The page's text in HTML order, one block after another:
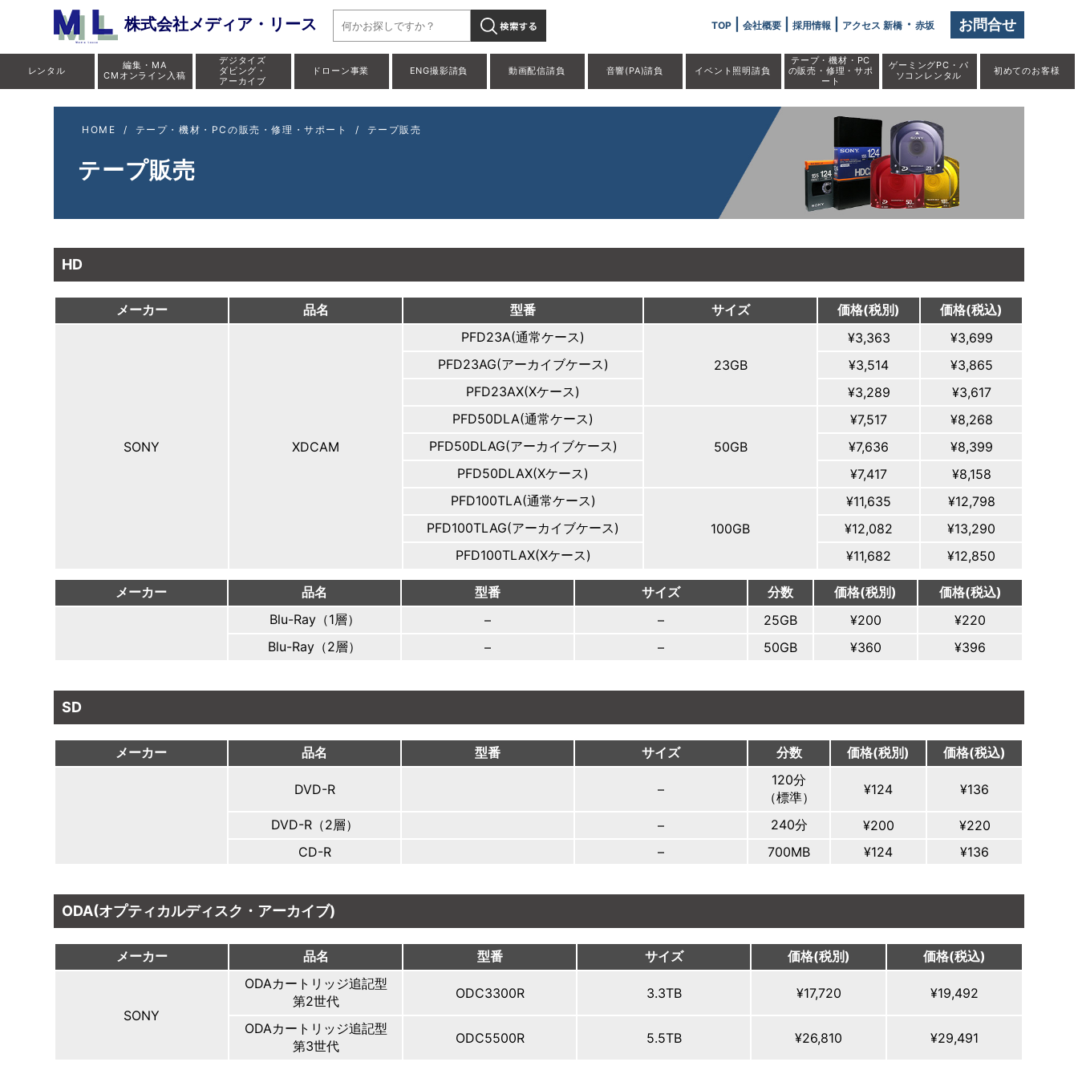
株式会社メディア・リース お問合せ
TOP| 会社概要| 採用情報 アクセス 新橋・ 赤坂
レンタル
編集・MA
CMオンライン入稿
デジタイズ
ダビング・
アーカイブ
ドローン事業 ENG撮影請負 動画配信請負 音響(PA)請負 イベント照明請負
テープ・機材・PC
の販売・修理・サポ
ート
ゲーミングPC・パ
ソコンレンタル
初めてのお客様
HOME / テープ・機材・PCの販売・修理・サポート / テープ販売
テープ販売
HD
メーカー 品名 型番 サイズ 価格(税別) 価格(税込)
SONY XDCAM
PFD23A(通常ケース)
23GB
¥3,363
¥3,699
PFD23AG(アーカイブケース)
¥3,514
¥3,865
PFD23AX(Xケース)
¥3,289
¥3,617
PFD50DLA(通常ケース)
50GB
¥7,517
¥8,268
PFD50DLAG(アーカイブケース)
¥7,636
¥8,399
PFD50DLAX(Xケース)
¥7,417
¥8,158
PFD100TLA(通常ケース)
100GB
¥11,635
¥12,798
PFD100TLAG(アーカイブケース)
¥12,082
¥13,290
PFD100TLAX(Xケース)
¥11,682 ¥12,850
メーカー 品名 型番 サイズ 分数 価格(税別)
価格(税込)
Blu-Ray（1層）
– – 25GB ¥200
¥220
Blu-Ray（2層）
– – 50GB ¥360 ¥396
SD
メーカー 品名 型番 サイズ 分数 価格(税別) 価格(税込)
DVD-R –
120分
（標準）
¥124 ¥136
DVD-R（2層） – 240分 ¥200
¥220
CD-R
– 700MB ¥124 ¥136
ODA(オプティカルディスク・アーカイブ)
メーカー 品名 型番 サイズ 価格(税別) 価格(税込)
SONY
ODAカートリッジ追記型
第2世代
ODC3300R 3.3TB ¥17,720 ¥19,492
ODAカートリッジ追記型
第3世代
ODC5500R 5.5TB ¥26,810 ¥29,491